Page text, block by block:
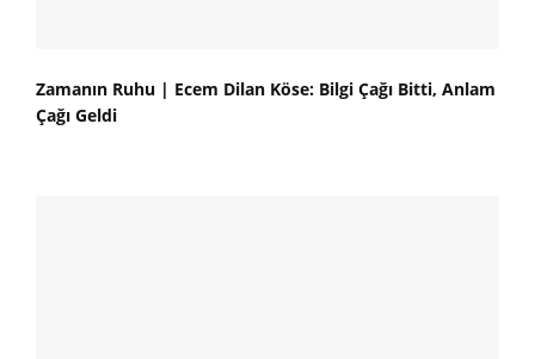
Zamanın Ruhu | Ecem Dilan Köse: Bilgi Çağı Bitti, Anlam
Çağı Geldi